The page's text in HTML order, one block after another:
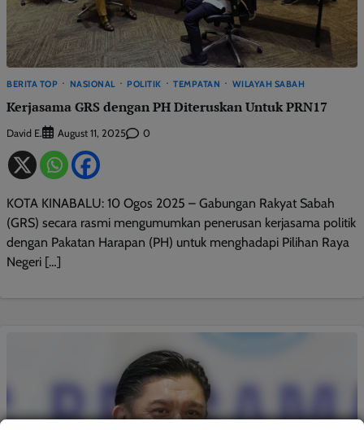
BERITA TOP NASIONAL POLITIK TEMPATAN WILAYAH SABAH
Kerjasama GRS dengan PH Diteruskan Untuk PRN17
David E. August 11, 2025 0
KOTA KINABALU: 10 Ogos 2025 – Gabungan Rakyat Sabah
(GRS) secara rasmi mengumumkan penerusan kerjasama politik
dengan Pakatan Harapan (PH) untuk menghadapi Pilihan Raya
Negeri […]